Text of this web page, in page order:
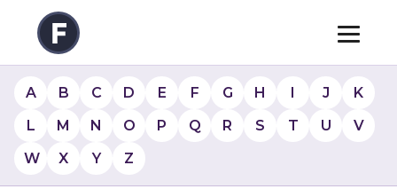
A B C D E F G H I J
K
L
M N O P Q R S T U
V
W
X Y Z